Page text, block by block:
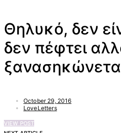
Θηλυκό, δεν
δεν πέφτει
October 29, 2016
LoveLetters
VIEW POST